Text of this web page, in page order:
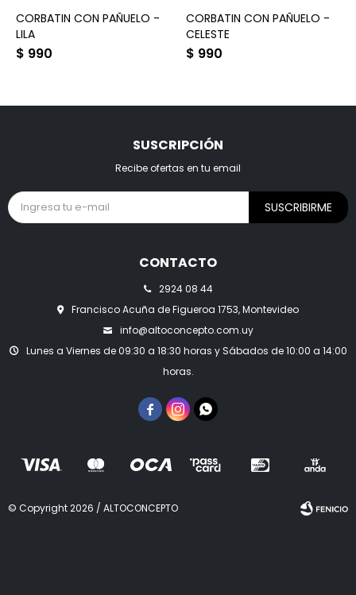
CORBATIN CON PAÑUELO -
LILA
$ 990
CORBATIN CON PAÑUELO -
CELESTE
$ 990
CONTACTO
2924 08 44
Francisco Acuña de Figueroa 1753, Montevideo
info@altoconcepto.com.uy
Lunes a Viernes de 09:30 a 18:30 horas y Sábados de 10:00 a 14:00
horas.
  
SUSCRIPCIÓN
Recibe ofertas en tu email
SUSCRIBIRME
© Copyright 2026 / ALTOCONCEPTO